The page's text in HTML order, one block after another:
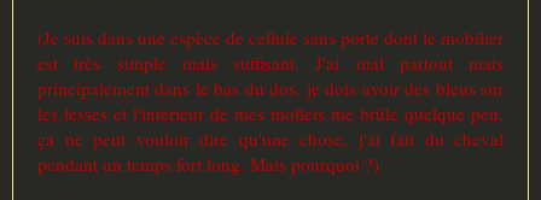
(Je suis dans une espèce de cellule sans porte dont le mobilier
est très simple mais suffisant. J'ai mal partout mais
principalement dans le bas du dos, je dois avoir des bleus sur
les fesses et l'intérieur de mes mollets me brûle quelque peu,
ça ne peut vouloir dire qu'une chose, j'ai fait du cheval
pendant un temps fort long. Mais pourquoi ?)